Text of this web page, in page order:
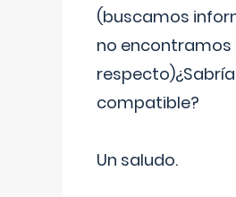
(buscamos
no encontramos
compatible?
Un saludo.